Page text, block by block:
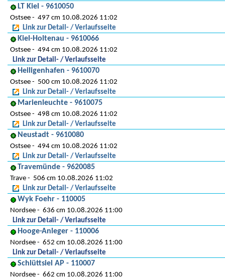
LT Kiel - 9610050
Ostsee
497 cm 10.08.2026 11:02
Link zur Detail- / Verlaufsseite
Kiel-Holtenau - 9610066
Ostsee
494 cm 10.08.2026 11:02
Link zur Detail- / Verlaufsseite
Heiligenhafen - 9610070
Ostsee
500 cm 10.08.2026 11:02
Link zur Detail- / Verlaufsseite
Marienleuchte - 9610075
Ostsee
498 cm 10.08.2026 11:02
Link zur Detail- / Verlaufsseite
Neustadt - 9610080
Ostsee
494 cm 10.08.2026 11:02
Link zur Detail- / Verlaufsseite
Travemünde - 9620085
Trave
506 cm 10.08.2026 11:02
Link zur Detail- / Verlaufsseite
Wyk Foehr - 110005
Nordsee
636 cm 10.08.2026 11:00
Link zur Detail- / Verlaufsseite
Hooge-Anleger - 110006
Nordsee
652 cm 10.08.2026 11:00
Link zur Detail- / Verlaufsseite
Schlüttsiel AP - 110007
Nordsee 662 cm 10.08.2026 11:00